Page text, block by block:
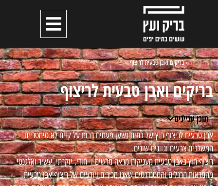
דף הבית»בריקים ואבן טבעית לריצוף
בריקים ואבן טבעית לריצוף
תוכן עניינים
אבן טבעית לריצוף חוץ של בתים נשען פעמים רבות על קוים לא סימטריים
המשלבים צבעים וגוונים שונים.
ריצוף חוץ באבן טבעית מעניקות מראה מרשים וייחודי, יוקרתי, עשיר ואלגנטי
מהמראות הרגלים והסטנדרטים שאנו מכירים ויודעים של ריצוף אבן טבעית.